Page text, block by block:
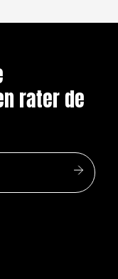
rater de